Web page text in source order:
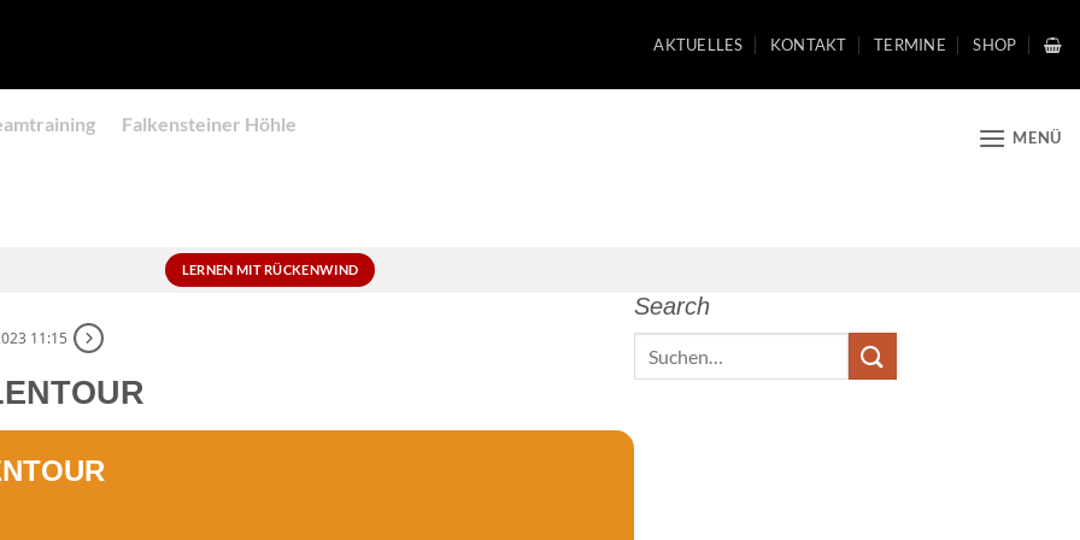
AKTUELLES KONTAKT TERMINE SHOP
Falkensteiner Höhle
MENÜ
LERNEN MIT RÜCKENWIND
11:15
Search